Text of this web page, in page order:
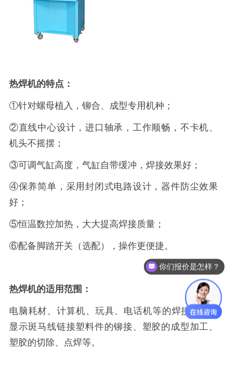
热焊机的特点：
①针对螺母植入，铆合、成型专用机种；
②直线中心设计，进口轴承，工作顺畅，不卡机、
机头不摇摆；
③可调气缸高度，气缸自带缓冲，焊接效果好；
④保养简单，采用封闭式电路设计，器件防尘效果
好；
⑤恒温数控加热，大大提高焊接质量；
⑥配备脚踏开关（选配），操作更便捷。
热焊机的适用范围：
电脑耗材、计算机、玩具、电话机等的焊接、LED
显示斑马线链接塑料件的铆接、塑胶的成型加工、
塑胶的切除、点焊等。
你们报价是怎样？
可以做代理 / 经销商吗？